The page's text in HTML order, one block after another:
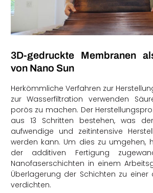
3D-gedruckte Membranen
von Nano Sun
Herkömmliche Verfahren zur
zur Wasserfiltration verwenden
porös zu machen. Der
aus 13 Schritten bestehen, was
aufwendige und zeitintensive
werden kann. Um dies zu umgehen,
der additiven Fertigung
Nanofaserschichten in einem
Überlagerung der Schichten zu einer
verdichten.